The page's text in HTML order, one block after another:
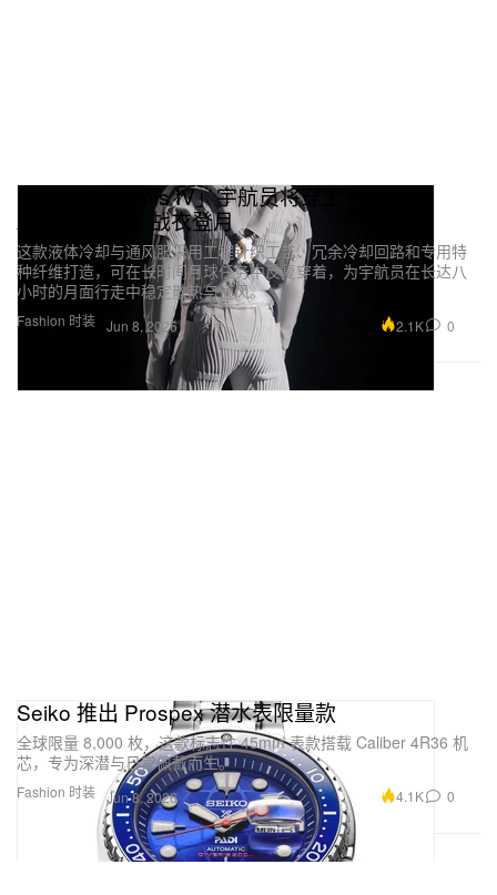
Fashion 时装
NASA「Artemis IV」宇航员将穿上 Prada x
Axiom Space 战衣登月
这款液体冷却与通风服采用工程针织工艺、冗余冷却回路和专用特
种纤维打造，可在长时间月球任务中反复穿着，为宇航员在长达八
小时的月面行走中稳定散热与通风。
Jun 8, 2026 2.1K 0
Fashion 时装
Seiko 推出 Prospex 潜水表限量款
全球限量 8,000 枚，这款标志性 45mm 表款搭载 Caliber 4R36 机
芯，专为深潜与日常佩戴而生。
Jun 8, 2026 4.1K 0